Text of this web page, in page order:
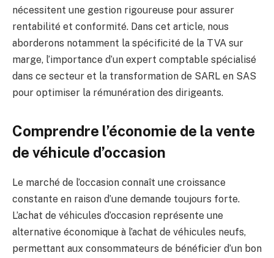
nécessitent une gestion rigoureuse pour assurer
rentabilité et conformité. Dans cet article, nous
aborderons notamment la spécificité de la TVA sur
marge, l’importance d’un expert comptable spécialisé
dans ce secteur et la transformation de SARL en SAS
pour optimiser la rémunération des dirigeants.
Comprendre l’économie de la vente
de véhicule d’occasion
Le marché de l’occasion connaît une croissance
constante en raison d’une demande toujours forte.
L’achat de véhicules d’occasion représente une
alternative économique à l’achat de véhicules neufs,
permettant aux consommateurs de bénéficier d’un bon